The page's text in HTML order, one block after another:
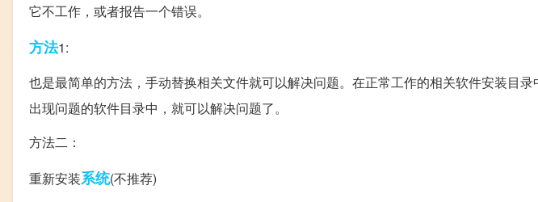
它不工作，或者报告一个错误。
方法1:
也是最简单的方法，手动替换相关文件就可以解决问题。在正常工作的相关软件安装目
出现问题的软件目录中，就可以解决问题了。
方法二：
重新安装系统(不推荐)